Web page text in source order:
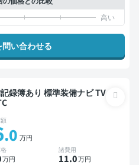
い合わせる
.0 万円
万円
諸費用
11.0万円